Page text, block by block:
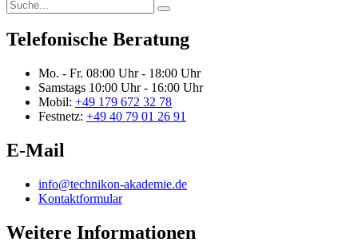
Telefonische Beratung
Mo. - Fr. 08:00 Uhr - 18:00 Uhr
Samstags 10:00 Uhr - 16:00 Uhr
Mobil: +49 179 672 32 78
Festnetz: +49 40 79 01 26 91
E-Mail
info@technikon-akademie.de
Kontaktformular
Weitere Informationen